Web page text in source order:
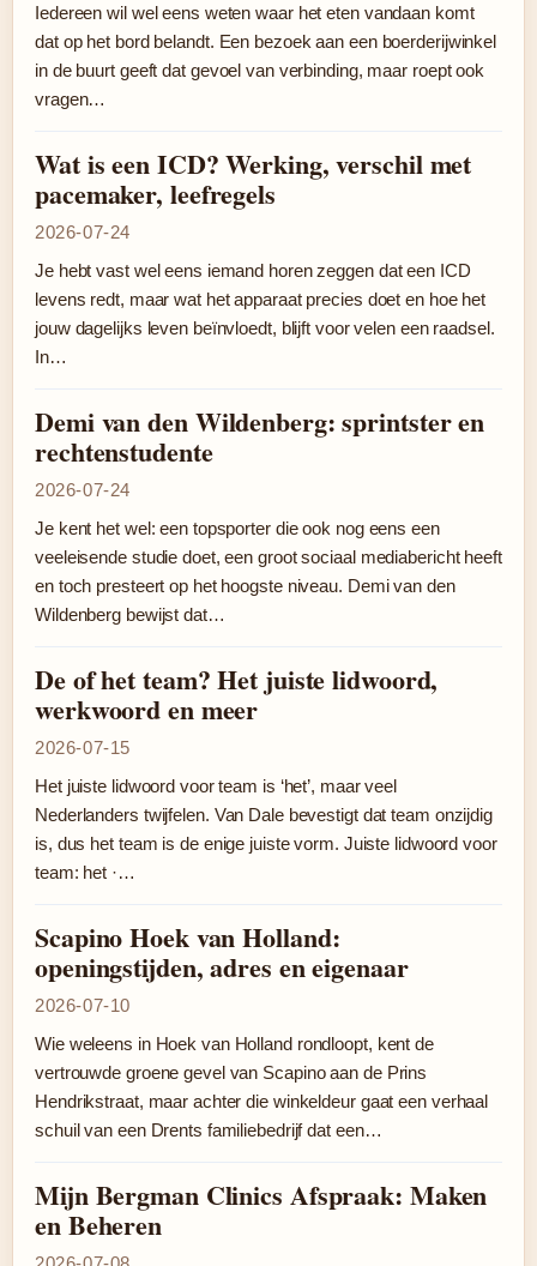
Iedereen wil wel eens weten waar het eten vandaan komt
dat op het bord belandt. Een bezoek aan een boerderijwinkel
in de buurt geeft dat gevoel van verbinding, maar roept ook
vragen…
Wat is een ICD? Werking, verschil met
pacemaker, leefregels
2026-07-24
Je hebt vast wel eens iemand horen zeggen dat een ICD
levens redt, maar wat het apparaat precies doet en hoe het
jouw dagelijks leven beïnvloedt, blijft voor velen een raadsel.
In…
Demi van den Wildenberg: sprintster en
rechtenstudente
2026-07-24
Je kent het wel: een topsporter die ook nog eens een
veeleisende studie doet, een groot sociaal mediabericht heeft
en toch presteert op het hoogste niveau. Demi van den
Wildenberg bewijst dat…
De of het team? Het juiste lidwoord,
werkwoord en meer
2026-07-15
Het juiste lidwoord voor team is ‘het’, maar veel
Nederlanders twijfelen. Van Dale bevestigt dat team onzijdig
is, dus het team is de enige juiste vorm. Juiste lidwoord voor
team: het ·…
Scapino Hoek van Holland:
openingstijden, adres en eigenaar
2026-07-10
Wie weleens in Hoek van Holland rondloopt, kent de
vertrouwde groene gevel van Scapino aan de Prins
Hendrikstraat, maar achter die winkeldeur gaat een verhaal
schuil van een Drents familiebedrijf dat een…
Mijn Bergman Clinics Afspraak: Maken
en Beheren